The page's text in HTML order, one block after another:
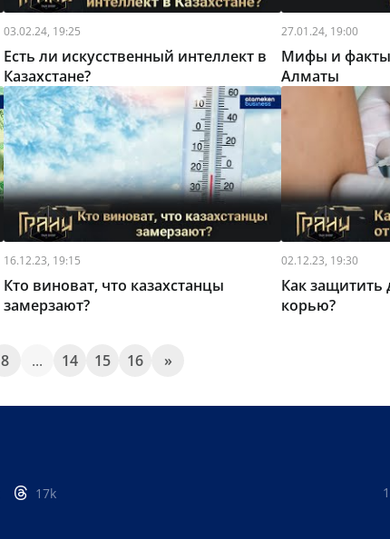
03.02.24, 19:25
Есть ли искусственный интеллект в
Казахстане?
27.01.24, 19:00
Мифы и факты
Алматы
16.12.23, 19:15
Кто виноват, что казахстанцы
замерзают?
02.12.23, 19:30
Как защитить
корью?
8 ... 14 15 16 »
17k